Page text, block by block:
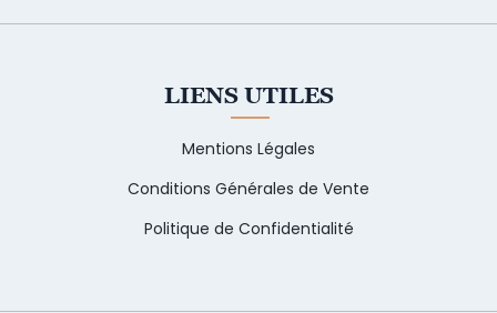
LIENS UTILES
Mentions Légales
Conditions Générales de Vente
Politique de Confidentialité